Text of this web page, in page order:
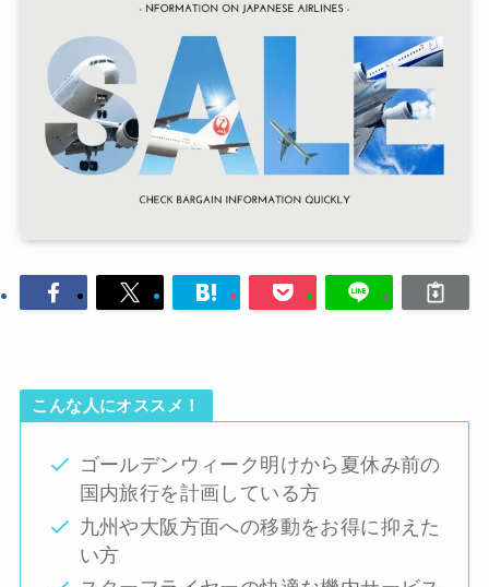
こんな人にオススメ！
ゴールデンウィーク明けから夏休み前の
国内旅行を計画している方
九州や大阪方面への移動をお得に抑えた
い方